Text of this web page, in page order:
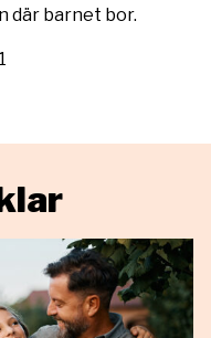
där barnet bor.